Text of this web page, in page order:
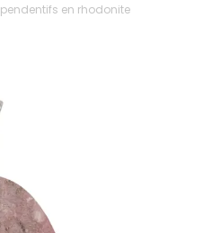
pendentifs en rhodonite